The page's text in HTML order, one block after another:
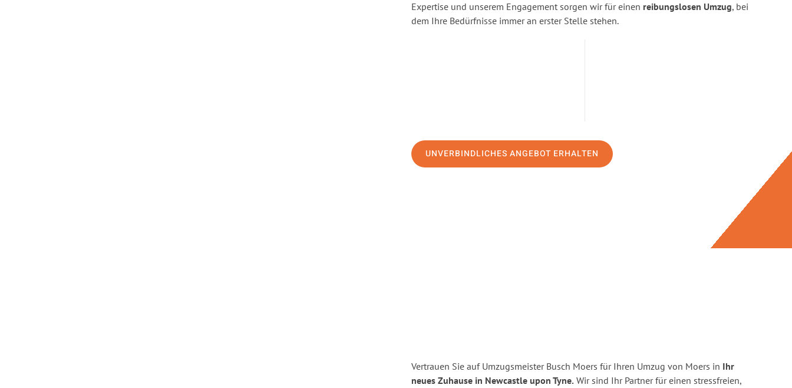
Expertise und unserem Engagement sorgen wir für einen reibungslosen Umzug, bei
dem Ihre Bedürfnisse immer an erster Stelle stehen.
UNVERBINDLICHES ANGEBOT ERHALTEN
Vertrauen Sie auf Umzugsmeister Busch Moers für Ihren Umzug von Moers in Ihr
neues Zuhause in Newcastle upon Tyne. Wir sind Ihr Partner für einen stressfreien,